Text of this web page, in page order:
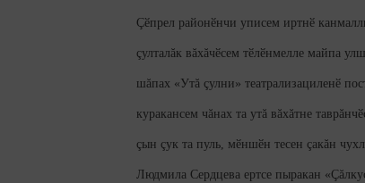
Çӗпрел районӗнчи уписем иртнӗ
çулталăк вăхăчӗсем тӗлӗнмелле майпа
шăпах «Утă çулни» театрализациленӗ
куракансем чăнах та утă вăхăтне
çын çук та пуль, мӗншӗн тесен çакăн
Людмила Сердцева ертсе пыракан